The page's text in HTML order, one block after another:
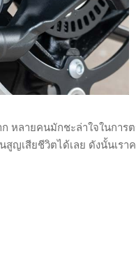
หลายคนมักชะล่าใจในการ
เสียชีวิตได้เลย ดังนั้นเรา